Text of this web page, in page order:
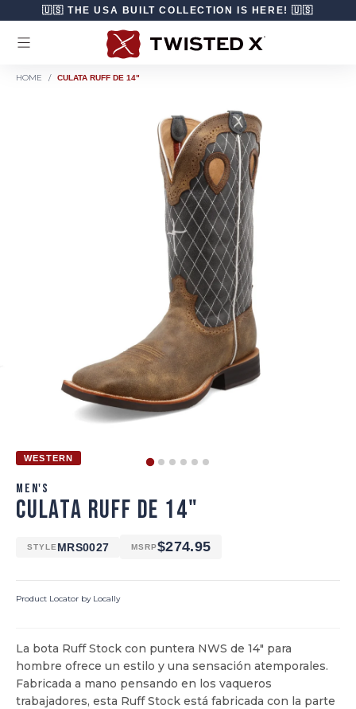
Ir directamente al contenido
🇺🇸 THE USA BUILT COLLECTION IS HERE! 🇺🇸
HOME / CULATA RUFF DE 14"
WESTERN
MEN'S
CULATA RUFF DE 14"
STYLE MRS0027 MSRP$274.95
Product Locator by Locally
La bota Ruff Stock con puntera NWS de 14" para
hombre ofrece un estilo y una sensación atemporales.
Fabricada a mano pensando en los vaqueros
trabajadores, esta Ruff Stock está fabricada con la parte